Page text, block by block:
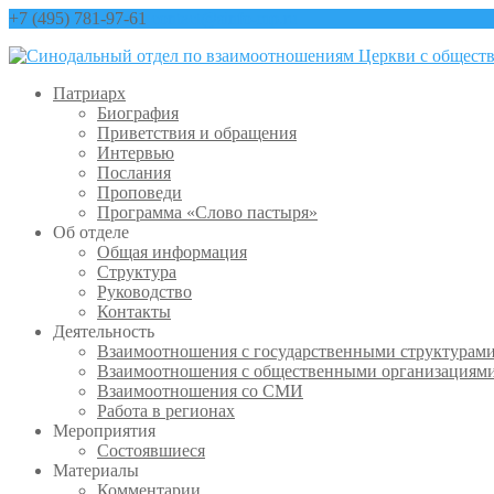
+7 (495) 781-97-61
Патриарх
Биография
Приветствия и обращения
Интервью
Послания
Проповеди
Программа «Слово пастыря»
Об отделе
Общая информация
Структура
Руководство
Контакты
Деятельность
Взаимоотношения с государственными
Взаимоотношения с общественными
Взаимоотношения со СМИ
Работа в регионах
Мероприятия
Состоявшиеся
Материалы
Комментарии